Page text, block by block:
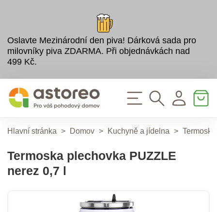
Oslavte Mezinárodní den piva! Dárková sada pro
milovníky piva ZDARMA. Při objednávkách nad
499 Kč.
Hlavní stránka > Domov > Kuchyně a jídelna >
Termoska plechovka PUZZLE
nerez 0,7 l